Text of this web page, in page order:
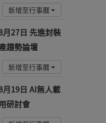
新增至行事曆
月27日 先進封裝
趨勢論壇
新增至行事曆
月19日 AI無人載
研討會